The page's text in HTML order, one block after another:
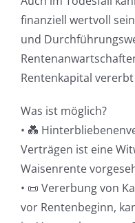
finanziell wertvoll
und
Rentenkapital
Was ist möglich?
• 💑
Verträgen ist eine
Waisenrente
• 📜 Vererbung von
vor Rentenbeginn,